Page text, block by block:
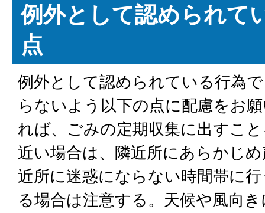
例外として認められて
点
例外として認められている行為
らないよう以下の点に配慮をお
れば、ごみの定期収集に出すこ
近い場合は、隣近所にあらかじ
近所に迷惑にならない時間帯に
る場合は注意する。天候や風向